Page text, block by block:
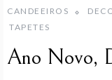
CANDEEIROS
TAPETES
Ano Novo,